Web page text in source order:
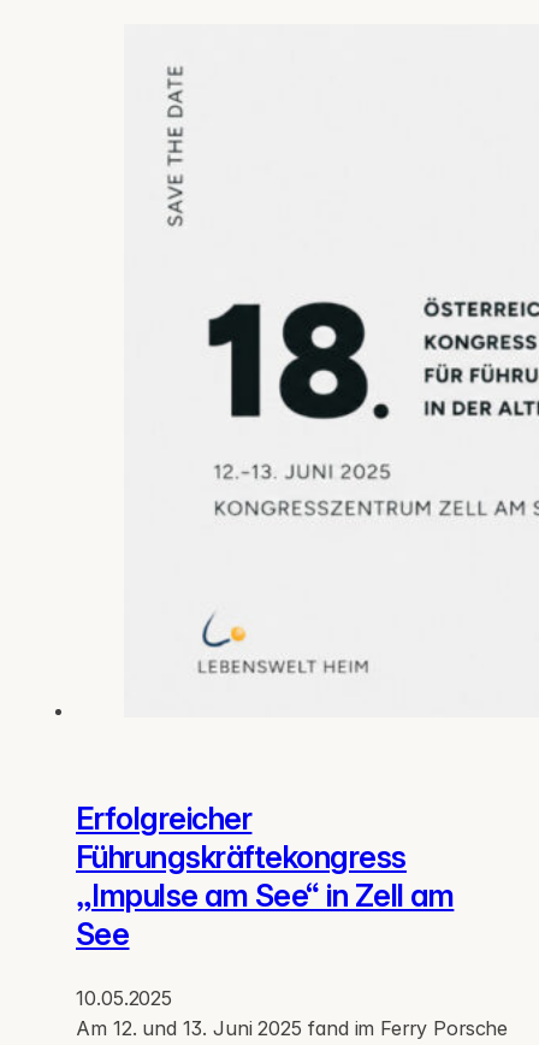
Erfolgreicher
Führungskräftekongress
„Impulse am See“ in Zell am
See
10.05.2025
Am 12. und 13. Juni 2025 fand im Ferry Porsche